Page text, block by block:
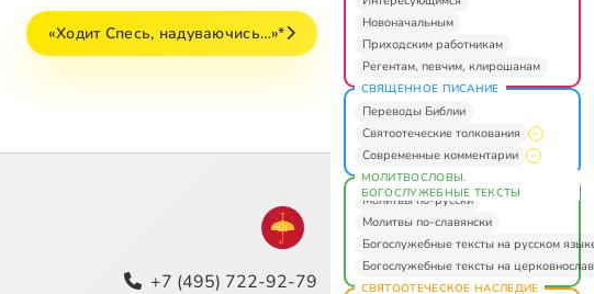
«Ходит Спесь, надуваючись…»*
+7 (495) 722-92-79
Новоначальным
Приходским работникам
Регентам, певчим, клирошанам
СВЯЩЕННОЕ ПИСАНИЕ
Переводы Библии
Святоотеческие толкования
Современные комментарии
МОЛИТВОСЛОВЫ.
БОГОСЛУЖЕБНЫЕ ТЕКСТЫ
Молитвы по-русски
Молитвы по-славянски
Богослужебные тексты на русском
Богослужебные тексты на
СВЯТООТЕЧЕСКОЕ НАСЛЕДИЕ